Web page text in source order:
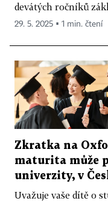
devátých ročníků
29. 5. 2025 ▪ 1 min. čtení
Zkratka na
maturita může
univerzity, v
Uvažuje vaše dítě o